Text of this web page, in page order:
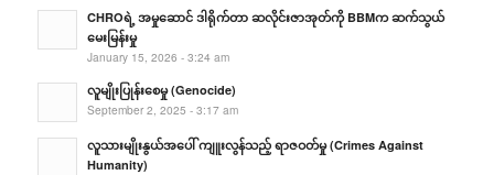
CHROရဲ့ အမှုဆောင် ဒါရိုက်တာ ဆလိုင်းဇာအုတ်ကို BBMက ဆက်သွယ်
မေးမြန်းမှု
January 15, 2026 - 3:24 am
လူမျိုးပြုန်းစေမှု (Genocide)
September 2, 2025 - 3:17 am
လူသားမျိုးနွယ်အပေါ် ကျူးလွန်သည့် ရာဇဝတ်မှု (Crimes Against
Humanity)